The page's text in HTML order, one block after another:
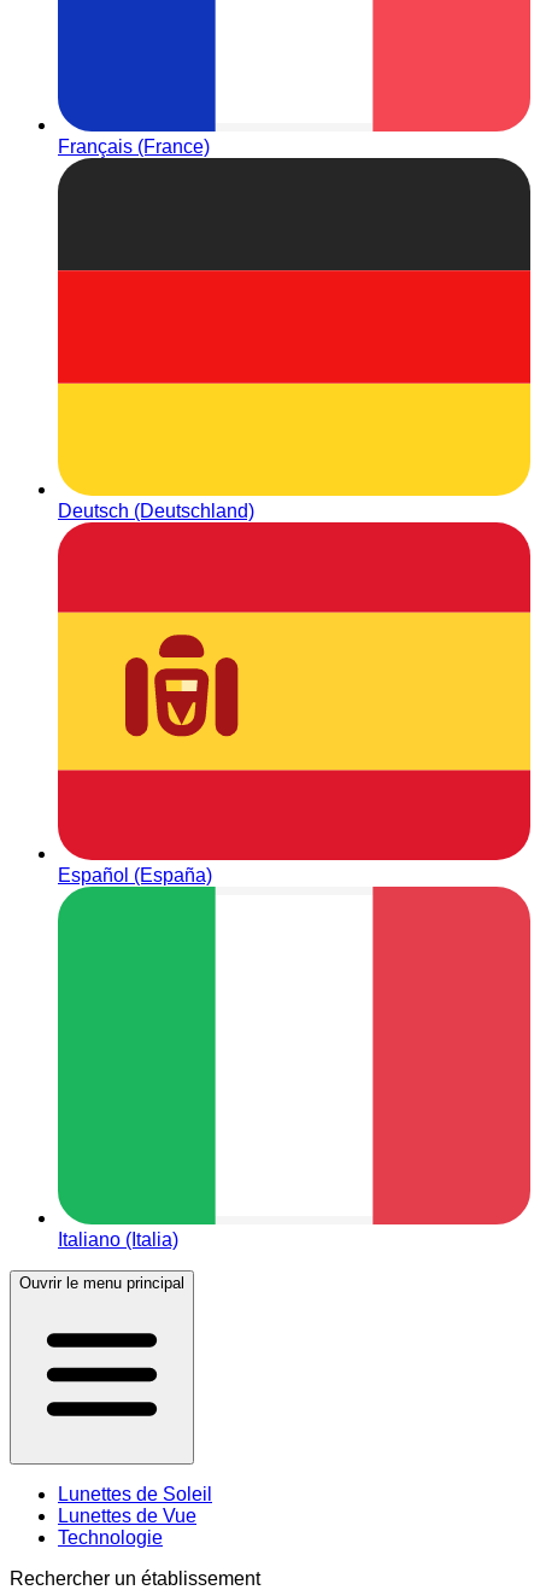
Français (France)
Deutsch (Deutschland)
Español (España)
Italiano (Italia)
Ouvrir le menu principal
Lunettes de Soleil
Lunettes de Vue
Technologie
Rechercher un établissement